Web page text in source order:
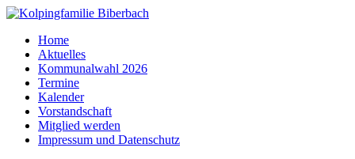
Home
Aktuelles
Kommunalwahl 2026
Termine
Kalender
Vorstandschaft
Mitglied werden
Impressum und Datenschutz